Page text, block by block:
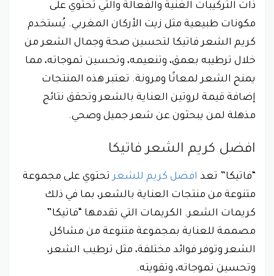
ذات التركيبات الغنية والفعالة والتي تحتوي على
مكونات طبيعية مثل زيت الأركان المغربي. يُستخدم
كريم الشعر فاتيكا لتحسين صحة وجمال الشعر من
خلال ترطيبه بعمق، وتنعيمه، وتحسين تموجاته، مما
يمنح الشعر لمعانًا ومرونة. تعتبر هذه المنتجات
إضافة قيمة لروتين العناية بالشعر وتحقق نتائج
مذهلة لمن يبحثون عن شعر جميل وصحي.
افضل كريم الشعر فاتيكا
“فاتيكا” تعد افضل كريم للشعرتحتوي على مجموعة
متنوعة من منتجات العناية بالشعر، بما في ذلك
كريمات الشعر. الكريمات التي تقدمها “فاتيكا”
مصممة للعناية بمجموعة متنوعة من مشاكل
الشعر وتوفر فوائد مختلفة، مثل ترطيب الشعر،
وتحسين تموجاته، وتقويته.